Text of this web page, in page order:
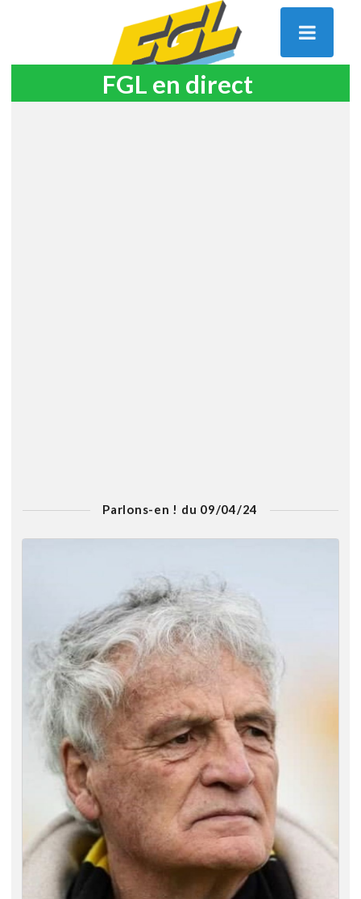
FGL en direct
Parlons-en ! du 09/04/24